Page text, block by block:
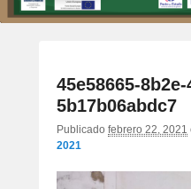
45e58665-
5b17b06abdc7
Publicado febrero 22, 2021
2021